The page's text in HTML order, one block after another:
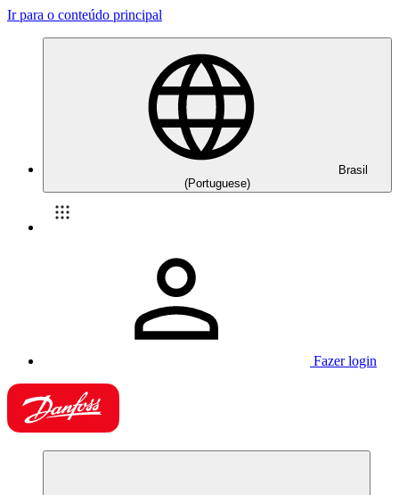
Ir para o conteúdo principal
Brasil
(Portuguese)
Fazer login